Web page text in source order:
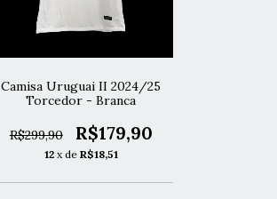
Camisa Uruguai II 2024/25
Torcedor - Branca
R$299,90 R$179,90
12 x de R$18,51